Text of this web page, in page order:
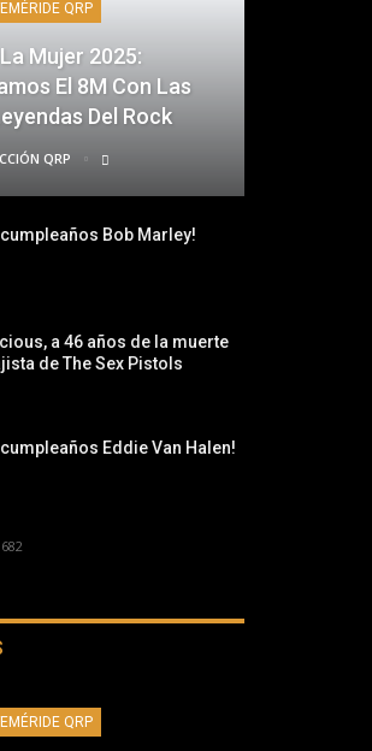
QRP
Mujer 2025:
El 8M Con Las
Del Rock
QRP
cumpleaños Bob Marley!
a 46 años de la muerte
de The Sex Pistols
cumpleaños Eddie Van Halen!
QRP